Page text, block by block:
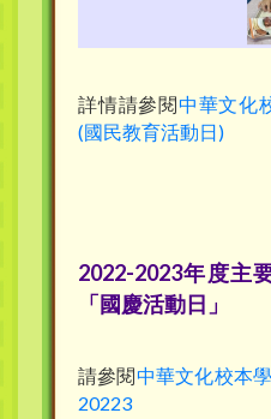
詳情請參閱中華文化
(國民教育活動日)
2022-2023年度主
「國慶活動日」
請參閱中華文化校本
20223